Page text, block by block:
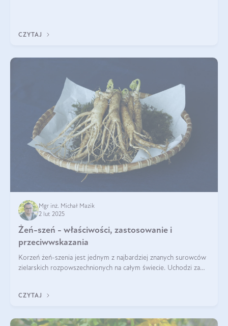
CZYTAJ
Mgr inż. Michał Mazik
2 lut 2025
Żeń-szeń - właściwości, zastosowanie i
przeciwwskazania
Korzeń żeń-szenia jest jednym z najbardziej znanych surowców
zielarskich rozpowszechnionych na całym świecie. Uchodzi za
CZYTAJ